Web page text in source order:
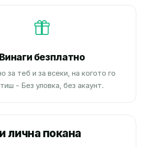
Винаги безплатно
за теб и за всеки, на когото го
- Без уловка, без акаунт.
лична покана